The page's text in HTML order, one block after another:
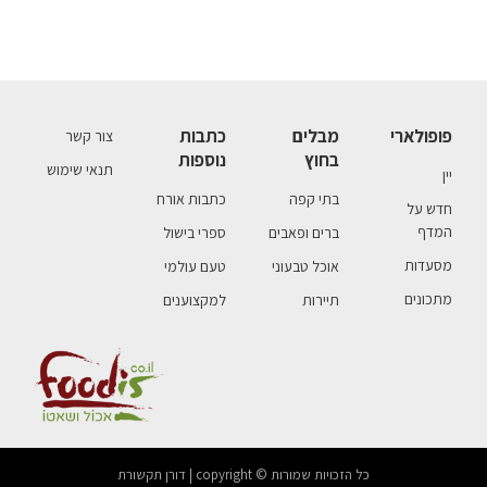
פופולארי
יין
חדש על
המדף
מסעדות
מתכונים
מבלים
בחוץ
בתי קפה
ברים ופאבים
אוכל טבעוני
תיירות
כתבות
נוספות
כתבות אורח
ספרי בישול
טעם עולמי
למקצוענים
צור קשר
תנאי שימוש
כל הזכויות שמורות © copyright | דורן תקשורת